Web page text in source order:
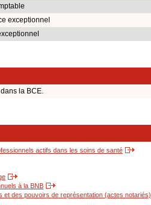
exceptionnel
la BCE.
actifs dans les soins de santé
à la BNB
et des pouvoirs de représentation (actes notariés)